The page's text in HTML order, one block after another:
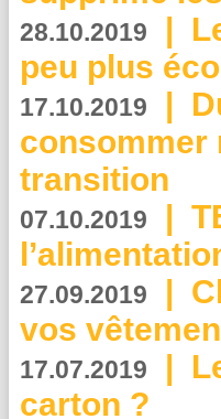
28.10.2019 |
peu plus
17.10.2019 |
consommer
transition
07.10.2019 |
27.09.2019 |
vos
17.07.2019 |
carton ?